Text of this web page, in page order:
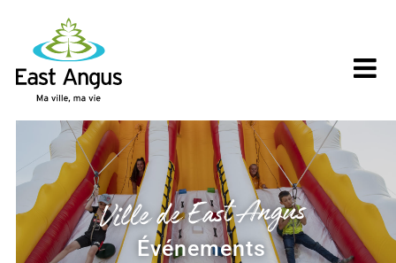
content
Ville de East Angus
Événements